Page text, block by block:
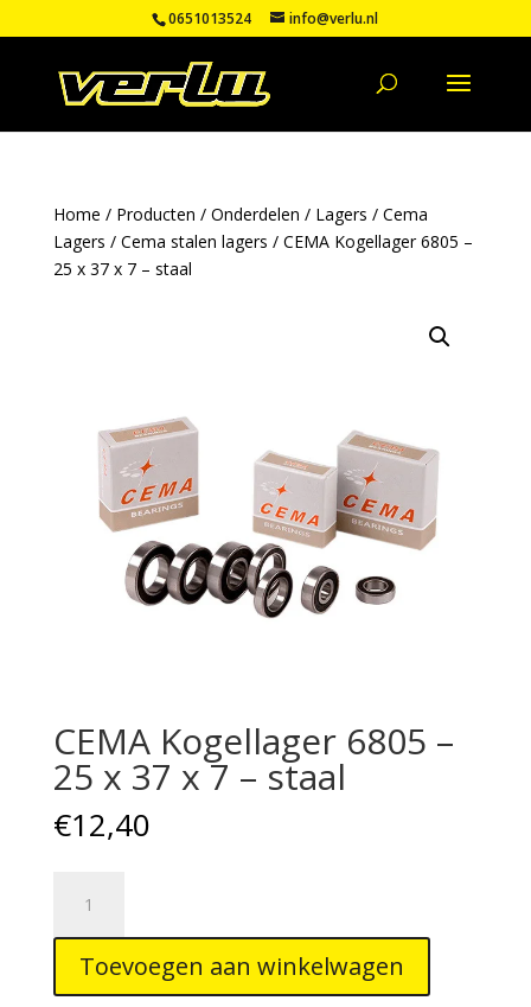
0651013524 info@verlu.nl
Home / Producten / Onderdelen / Lagers / Cema
Lagers / Cema stalen lagers / CEMA Kogellager 6805 –
25 x 37 x 7 – staal
CEMA Kogellager 6805 –
25 x 37 x 7 – staal
€12,40
Kogellager
6805
25
Toevoegen aan winkelwagen